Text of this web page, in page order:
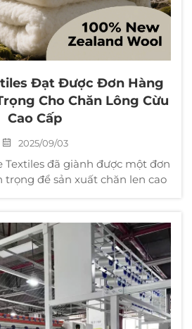
Đạt Được Đơn Hàng
Cho Chăn Lông Cừu
Cao Cấp
2025/09/03
Textiles đã giành được một đơn
trọng để sản xuất chăn len cao
ngặt của KXT trong việc sử
liệu thô...